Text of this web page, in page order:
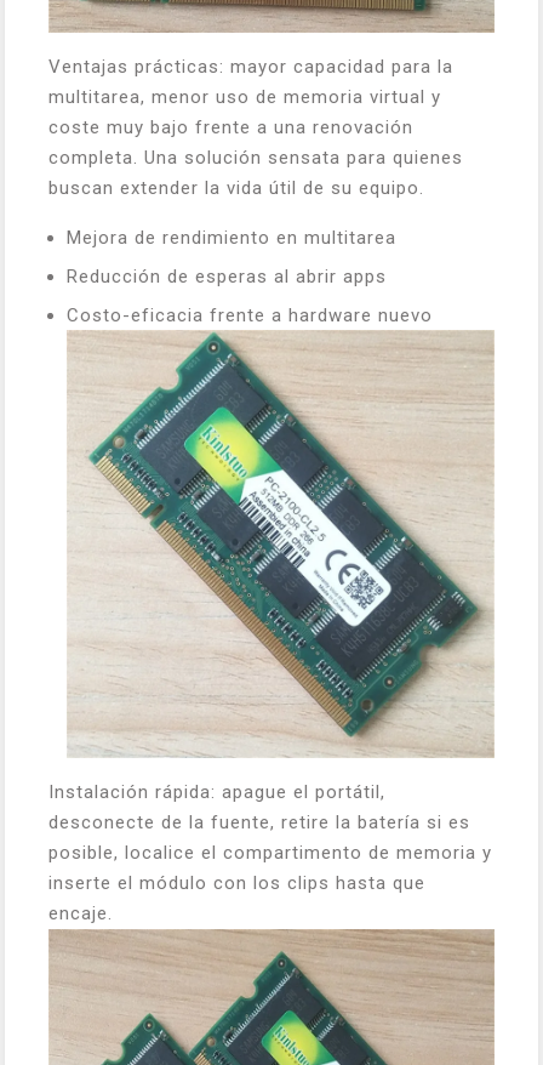
Ventajas prácticas: mayor capacidad para la
multitarea, menor uso de memoria virtual y
coste muy bajo frente a una renovación
completa. Una solución sensata para quienes
buscan extender la vida útil de su equipo.
Mejora de rendimiento en multitarea
Reducción de esperas al abrir apps
Costo-eficacia frente a hardware nuevo
Instalación rápida: apague el portátil,
desconecte de la fuente, retire la batería si es
posible, localice el compartimento de memoria y
inserte el módulo con los clips hasta que
encaje.